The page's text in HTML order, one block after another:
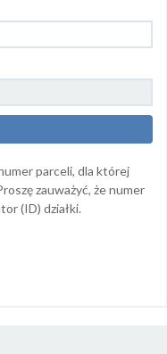
parceli, dla której
zauważyć, że numer
(ID) działki.